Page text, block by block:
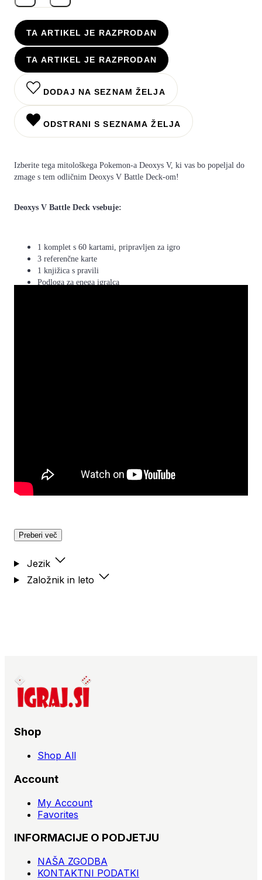
TA ARTIKEL JE RAZPRODAN
TA ARTIKEL JE RAZPRODAN
DODAJ NA SEZNAM ŽELJA
ODSTRANI S SEZNAMA ŽELJA
Izberite tega mitološkega Pokemon-a Deoxys V, ki vas bo popeljal do
zmage s tem odličnim Deoxys V Battle Deck-om!
Deoxys V Battle Deck vsebuje:
1 komplet s 60 kartami, pripravljen za igro
3 referenčne karte
1 knjižica s pravili
Podloga za enega igralca
Preberi več
Jezik
Založnik in leto
Shop
Shop All
Account
My Account
Favorites
INFORMACIJE O PODJETJU
NAŠA ZGODBA
KONTAKTNI PODATKI